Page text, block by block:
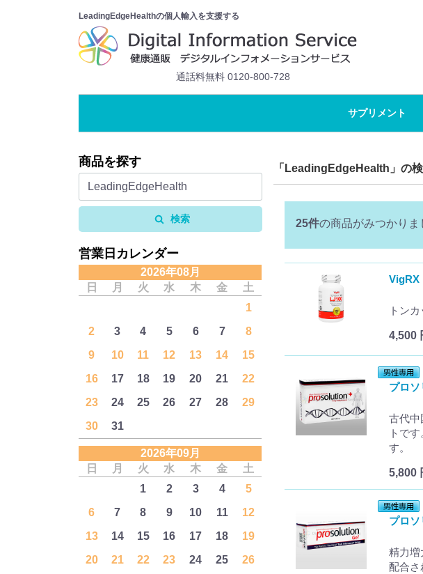
LeadingEdgeHealthの個人輸入を支援する
通話料無料 0120-800-728
サプリメント
商品を探す
検索
営業日カレンダー
2026年08月
日
月 火 水 木 金
土
1
2
3 4 5 6 7
8
9
10 11 12 13 14
15
16
17 18 19 20 21
22
23
24 25 26 27 28
29
30
31
2026年09月
日
月 火 水 木 金
土
1
2 3 4
5
6
7 8 9 10 11
12
13
14 15 16 17 18
19
20
21 22 23 24 25
26
「LeadingEdgeHealth」の
25件の商品がみつかりま
VigRX
トン
4,500
プロ
古代中
トで
す。
5,800
プロ
精力増
配合さ